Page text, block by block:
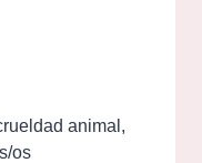
animal,
os